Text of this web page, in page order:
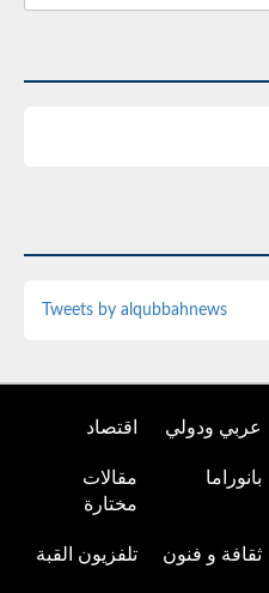
Tweets by alqubbahnews
عربي ودولي اقتصاد
بانوراما
مقالات
مختارة
ثقافة و فنون تلفزيون القبة